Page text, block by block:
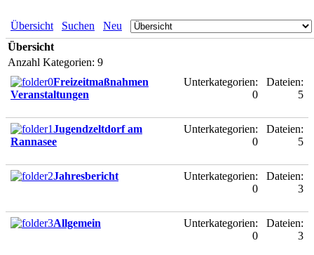
Übersicht Suchen
Neu
Übersicht
Anzahl Kategorien: 9
Freizeitmaßnahmen
Veranstaltungen
Unterkategorien:
0
Dateien:
5
Jugendzeltdorf am
Rannasee
Unterkategorien:
0
Dateien:
5
Jahresbericht
Unterkategorien:
0
Dateien:
3
Allgemein
Unterkategorien:
0
Dateien:
3